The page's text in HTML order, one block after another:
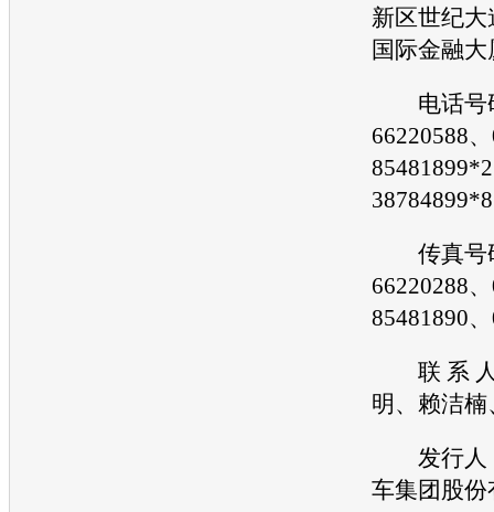
新区世纪大
国际金融大
电话号
66220588
传真号
66220288
85481890
联 系 人
明、赖洁
发行人
车集团股份